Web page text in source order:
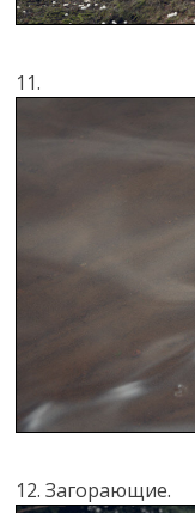
11.
12. Загорающие.